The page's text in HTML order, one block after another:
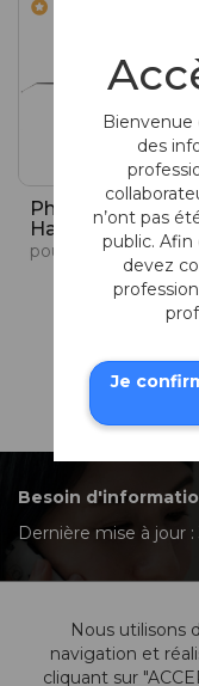
Phaco-Cliveur de
Haefliger
Besoin
Dernière mise à jour
Nous utilisons
navigation et
cliquant sur
Bienvenue
des
n’ont pas
public. Afin
devez
Je